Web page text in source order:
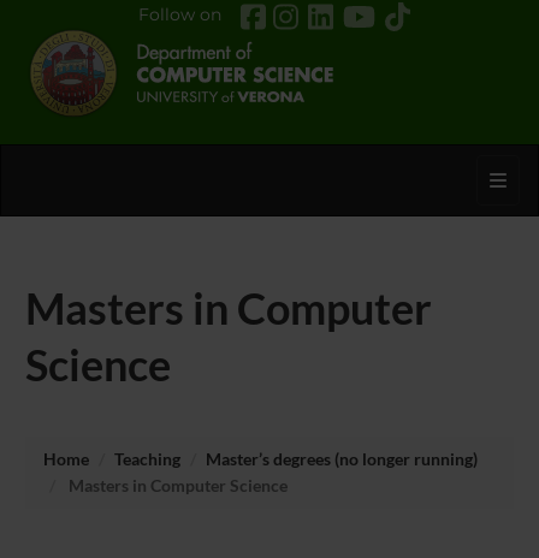
Follow on
Masters in Computer
Science
Home Teaching
Master’s degrees (no longer running)
Masters in Computer Science